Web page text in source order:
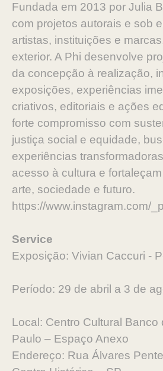
Fundada em 2013 por Julia
com projetos autorais e sob
artistas, instituições e
exterior. A Phi desenvolve
da concepção à realização,
exposições, experiências
criativos, editoriais e ações
forte compromisso com
justiça social e equidade,
experiências
acesso à cultura e
arte, sociedade e futuro.
https://www.instagram.com/
Service
Exposição: Vivian Caccuri -
Período: 29 de abril a 3 de
Local: Centro Cultural Banco
Paulo – Espaço Anexo
Endereço: Rua Álvares